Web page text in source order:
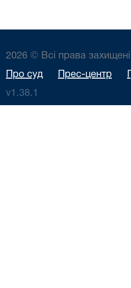
2026 © Всі права захищені
Про суд Прес-центр
v1.38.1